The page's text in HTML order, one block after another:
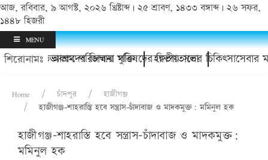
আজ, রবিবার, ৯ আগস্ট, ২০২৬ খ্রিষ্টাব্দ | ২৫ শ্রাবণ, ১৪৩৩ বঙ্গাব্দ | ২৬ সফর,
১৪৪৮ হিজরী
MENU
শিরোনামঃজিম্মায় মুক্তি হাসপাতালের চিকিৎসাসেবার মান
আশ্রম পরিচালনা পরিষদের দ্বিতীয় সভা
Home চাঁদপুর
হাজীগঞ্জ
হাজীগঞ্জ-শাহরাস্তি হবে সন্ত্রাস-চাঁদাবাজ ও মাদকমুক্ত: মমিনুল হক
হাজীগঞ্জ-শাহরাস্তি হবে সন্ত্রাস-চাঁদাবাজ ও মাদকমুক্ত:
মমিনুল হক